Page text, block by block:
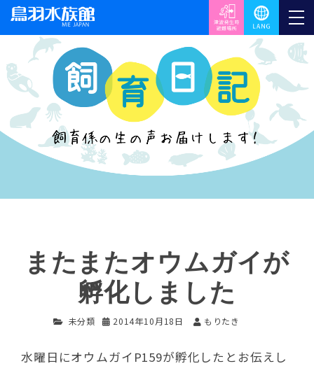
またまたオウムガイが
孵化しました
未分類 2014年10月18日 もりたき
水曜日にオウムガイP159が孵化したとお伝えし